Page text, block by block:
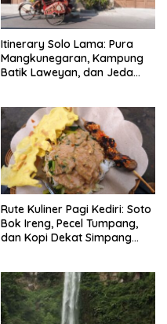
Itinerary Solo Lama: Pura
Mangkunegaran, Kampung
Batik Laweyan, dan Jeda
Rute Kuliner Pagi Kediri: Soto
Bok Ireng, Pecel Tumpang,
dan Kopi Dekat Simpang